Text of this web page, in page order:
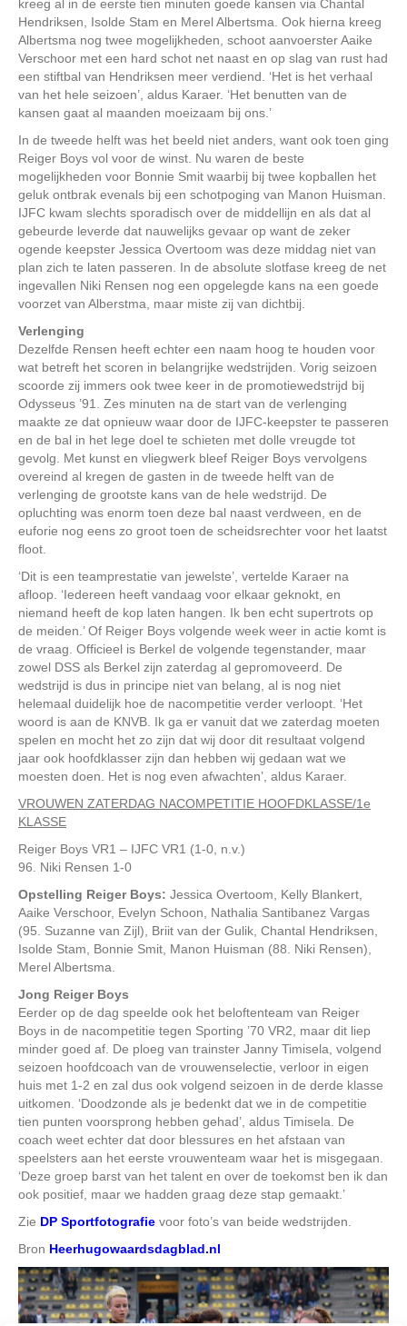
kreeg al in de eerste tien minuten goede kansen via Chantal
Hendriksen, Isolde Stam en Merel Albertsma. Ook hierna kreeg
Albertsma nog twee mogelijkheden, schoot aanvoerster Aaike
Verschoor met een hard schot net naast en op slag van rust had
een stiftbal van Hendriksen meer verdiend. ‘Het is het verhaal
van het hele seizoen’, aldus Karaer. ‘Het benutten van de
kansen gaat al maanden moeizaam bij ons.’
In de tweede helft was het beeld niet anders, want ook toen ging
Reiger Boys vol voor de winst. Nu waren de beste
mogelijkheden voor Bonnie Smit waarbij bij twee kopballen het
geluk ontbrak evenals bij een schotpoging van Manon Huisman.
IJFC kwam slechts sporadisch over de middellijn en als dat al
gebeurde leverde dat nauwelijks gevaar op want de zeker
ogende keepster Jessica Overtoom was deze middag niet van
plan zich te laten passeren. In de absolute slotfase kreeg de net
ingevallen Niki Rensen nog een opgelegde kans na een goede
voorzet van Alberstma, maar miste zij van dichtbij.
Verlenging
Dezelfde Rensen heeft echter een naam hoog te houden voor
wat betreft het scoren in belangrijke wedstrijden. Vorig seizoen
scoorde zij immers ook twee keer in de promotiewedstrijd bij
Odysseus ’91. Zes minuten na de start van de verlenging
maakte ze dat opnieuw waar door de IJFC-keepster te passeren
en de bal in het lege doel te schieten met dolle vreugde tot
gevolg. Met kunst en vliegwerk bleef Reiger Boys vervolgens
overeind al kregen de gasten in de tweede helft van de
verlenging de grootste kans van de hele wedstrijd. De
opluchting was enorm toen deze bal naast verdween, en de
euforie nog eens zo groot toen de scheidsrechter voor het laatst
floot.
‘Dit is een teamprestatie van jewelste’, vertelde Karaer na
afloop. ‘Iedereen heeft vandaag voor elkaar geknokt, en
niemand heeft de kop laten hangen. Ik ben echt supertrots op
de meiden.’ Of Reiger Boys volgende week weer in actie komt is
de vraag. Officieel is Berkel de volgende tegenstander, maar
zowel DSS als Berkel zijn zaterdag al gepromoveerd. De
wedstrijd is dus in principe niet van belang, al is nog niet
helemaal duidelijk hoe de nacompetitie verder verloopt. ‘Het
woord is aan de KNVB. Ik ga er vanuit dat we zaterdag moeten
spelen en mocht het zo zijn dat wij door dit resultaat volgend
jaar ook hoofdklasser zijn dan hebben wij gedaan wat we
moesten doen. Het is nog even afwachten’, aldus Karaer.
VROUWEN ZATERDAG NACOMPETITIE HOOFDKLASSE/1e
KLASSE
Reiger Boys VR1 – IJFC VR1 (1-0, n.v.)
96. Niki Rensen 1-0
Opstelling Reiger Boys: Jessica Overtoom, Kelly Blankert,
Aaike Verschoor, Evelyn Schoon, Nathalia Santibanez Vargas
(95. Suzanne van Zijl), Briit van der Gulik, Chantal Hendriksen,
Isolde Stam, Bonnie Smit, Manon Huisman (88. Niki Rensen),
Merel Albertsma.
Jong Reiger Boys
Eerder op de dag speelde ook het beloftenteam van Reiger
Boys in de nacompetitie tegen Sporting ’70 VR2, maar dit liep
minder goed af. De ploeg van trainster Janny Timisela, volgend
seizoen hoofdcoach van de vrouwenselectie, verloor in eigen
huis met 1-2 en zal dus ook volgend seizoen in de derde klasse
uitkomen. ‘Doodzonde als je bedenkt dat we in de competitie
tien punten voorsprong hebben gehad’, aldus Timisela. De
coach weet echter dat door blessures en het afstaan van
speelsters aan het eerste vrouwenteam waar het is misgegaan.
‘Deze groep barst van het talent en over de toekomst ben ik dan
ook positief, maar we hadden graag deze stap gemaakt.’
Zie DP Sportfotografie voor foto’s van beide wedstrijden.
Bron Heerhugowaardsdagblad.nl